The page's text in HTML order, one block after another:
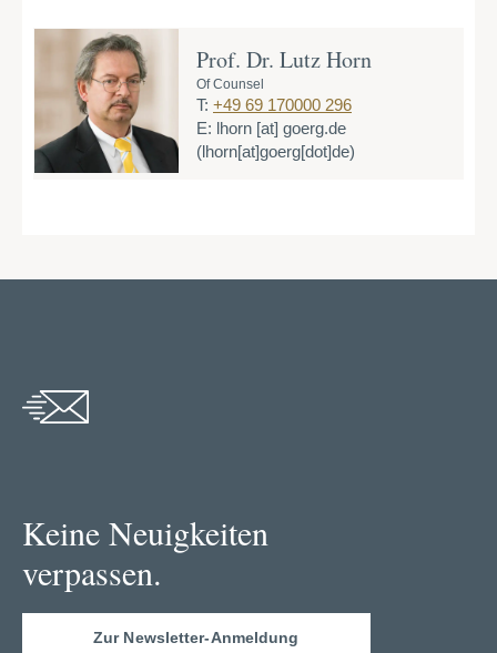
Prof. Dr. Lutz Horn
Of Counsel
T: +49 69 170000 296
E: lhorn [at] goerg.de
(lhorn[at]goerg[dot]de)
Keine Neuigkeiten
verpassen.
Zur Newsletter-Anmeldung